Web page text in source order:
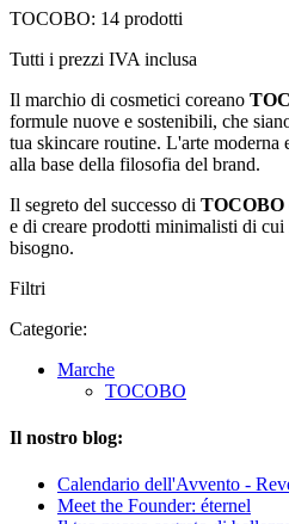
TOCOBO: 14 prodotti
Tutti i prezzi IVA inclusa
Il marchio di cosmetici coreano
formule nuove e sostenibili, che
tua skincare routine. L'arte moderna
alla base della filosofia del brand.
Il segreto del successo di TOCOBO
e di creare prodotti minimalisti di cui
bisogno.
Filtri
Categorie:
Marche
TOCOBO
Il nostro blog:
Calendario dell'Avvento -
Meet the Founder: éternel